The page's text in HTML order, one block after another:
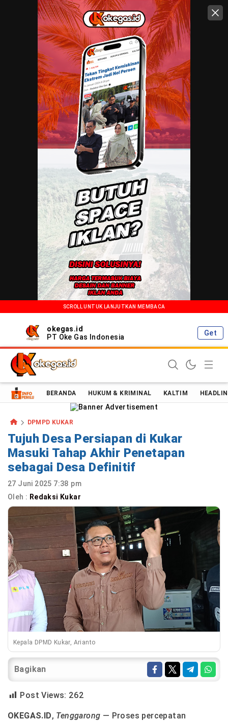
SCROLL UNTUK LANJUTKAN MEMBACA
okegas.id
PT Oke Gas Indonesia
Get
Oke Gas Indonesia | Energi Positif Informasi Terkini!
BERANDA HUKUM & KRIMINAL KALTIM
DPMPD KUKAR
Tujuh Desa Persiapan di Kukar
Masuki Tahap Akhir Penetapan
sebagai Desa Definitif
27 Juni 2025 7:38 pm
Oleh : Redaksi Kukar
Kepala DPMD Kukar, Arianto
Bagikan
Post Views: 262
OKEGAS.ID, Tenggarong — Proses percepatan